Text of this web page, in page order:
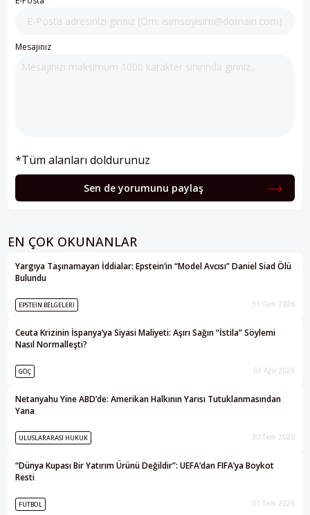
Mesajınız
*Tüm alanları doldurunuz
Sen de yorumunu paylaş
EN ÇOK OKUNANLAR
Yargıya Taşınamayan İddialar: Epstein’in “Model Avcısı” Daniel Siad Ölü
Bulundu
EPSTEIN BELGELERI 31 Tem 2026
Ceuta Krizinin İspanya’ya Siyasi Maliyeti: Aşırı Sağın “İstila” Söylemi
Nasıl Normalleşti?
GÖÇ 03 Ağu 2026
Netanyahu Yine ABD’de: Amerikan Halkının Yarısı Tutuklanmasından
Yana
ULUSLARARASI HUKUK 30 Tem 2026
“Dünya Kupası Bir Yatırım Ürünü Değildir”: UEFA’dan FIFA’ya Boykot
Resti
FUTBOL 31 Tem 2026